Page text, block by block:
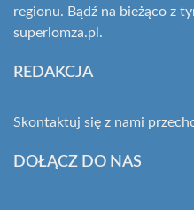
regionu. Bądź na bieżąco z
superlomza.pl.
REDAKCJA
Skontaktuj się z nami
DOŁĄCZ DO NAS